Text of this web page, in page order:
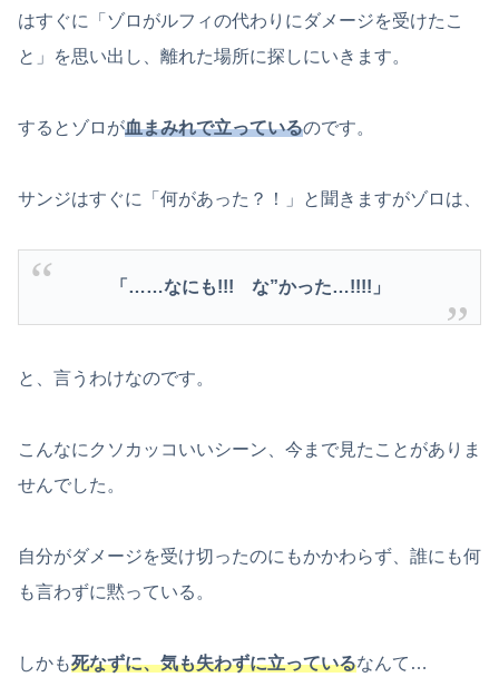
はすぐに「ゾロがルフィの代わりにダメージを受けたこ
と」を思い出し、離れた場所に探しにいきます。
するとゾロが血まみれで立っているのです。
サンジはすぐに「何があった？！」と聞きますがゾロは、
「……なにも!!! な”かった…!!!!」
と、言うわけなのです。
こんなにクソカッコいいシーン、今まで見たことがありま
せんでした。
自分がダメージを受け切ったのにもかかわらず、誰にも何
も言わずに黙っている。
しかも死なずに、気も失わずに立っているなんて…